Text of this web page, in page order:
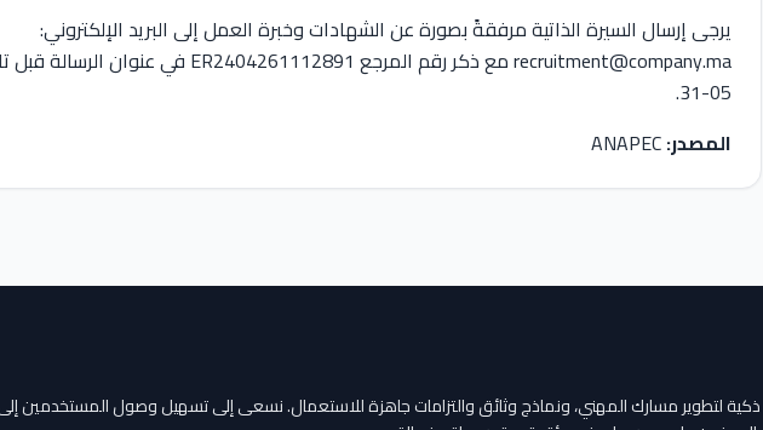
يرجى إرسال السيرة الذاتية مرفقةً بصورة عن الشهادات وخبرة العمل إلى البريد الإلكتروني:
05-31.
المصدر:
ذكية لتطوير مسارك المهني، ونماذج وثائق والتزامات جاهزة للاستعمال. نسعى إلى تسهيل وصول المستخدمين